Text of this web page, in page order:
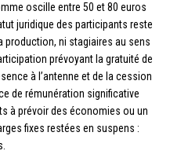
oscille entre 50 et 80 euros
juridique des participants reste
production, ni stagiaires au sens
prévoyant la gratuité de
à l’antenne et de la cession
de rémunération significative
à prévoir des économies ou un
fixes restées en suspens :